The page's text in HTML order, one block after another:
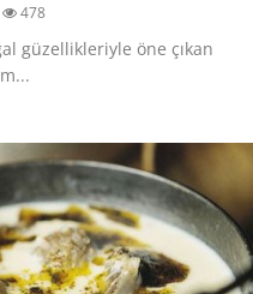
478
güzellikleriyle öne çıkan